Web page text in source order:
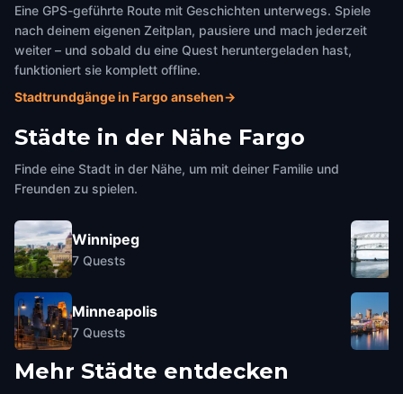
Eine GPS-geführte Route mit Geschichten unterwegs. Spiele
nach deinem eigenen Zeitplan, pausiere und mach jederzeit
weiter – und sobald du eine Quest heruntergeladen hast,
funktioniert sie komplett offline.
Stadtrundgänge in Fargo ansehen→
Städte in der Nähe Fargo
Finde eine Stadt in der Nähe, um mit deiner Familie und
Freunden zu spielen.
Winnipeg
7 Quests
Minneapolis
7 Quests
Mehr Städte entdecken